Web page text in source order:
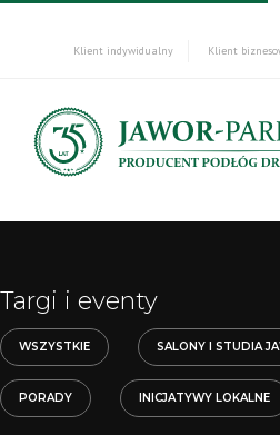
Klient indywidualny Klient
Targi i eventy
WSZYSTKIE SALONY I STUDIA
PORADY INICJATYWY LOKALNE